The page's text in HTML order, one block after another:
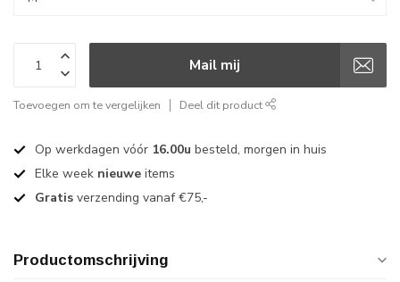
Mail mij
Toevoegen om te vergelijken Deel dit product
Op werkdagen vóór 16.00u besteld, morgen in huis
Elke week nieuwe items
Gratis verzending vanaf €75,-
Productomschrijving